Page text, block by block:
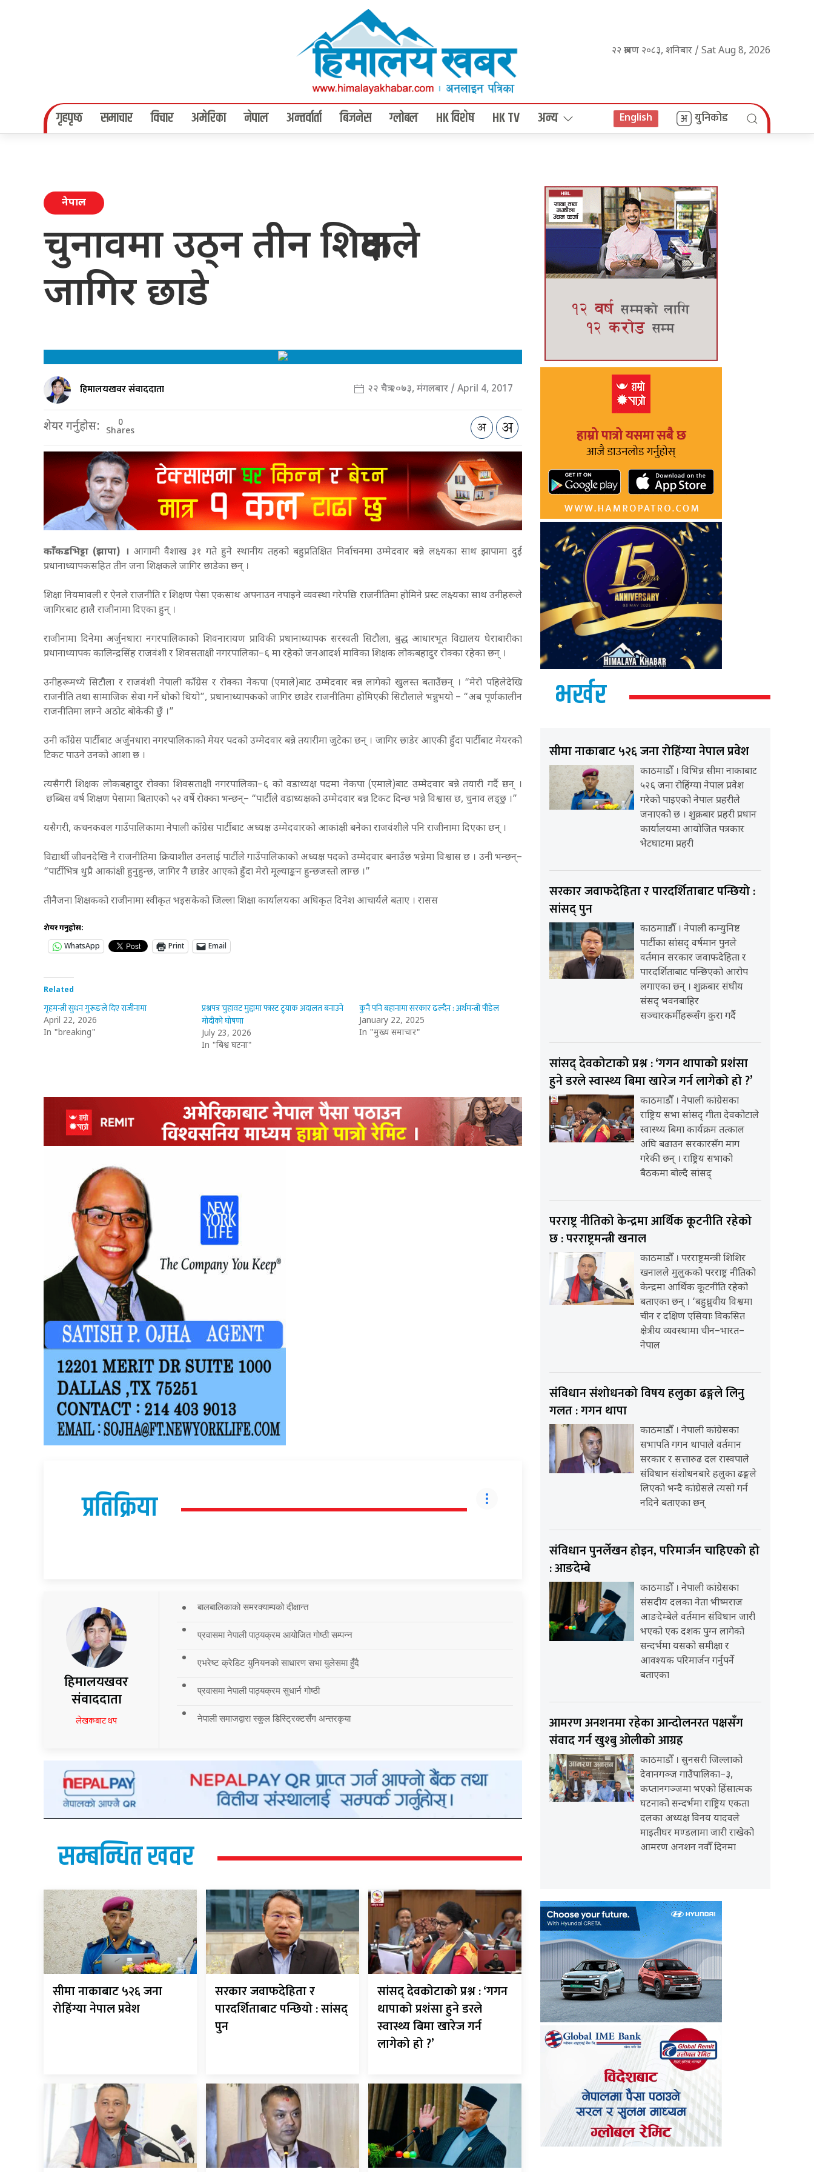
२२ श्रावण २०८३, शनिबार / Sat Aug 8, 2026
गृहपृष्‍ठ समाचार विचार अमेरिका नेपाल अन्तर्वार्ता बिजनेस ग्लोबल HK विशेष HK TV अन्य English युनिकोड
नेपाल
चुनावमा उठ्न तीन शिक्षकले
जागिर छाडे
हिमालयखवर संवाददाता २२ चैत्र २०७३, मंगलबार / April 4, 2017
शेयर गर्नुहोस: 0
Shares
काँकडभिट्टा (झापा) । आगामी वैशाख ३१ गते हुने स्थानीय तहको बहुप्रतिक्षित निर्वाचनमा उम्मेदवार बन्ने लक्ष्यका साथ झापामा दुई
प्रधानाध्यापकसहित तीन जना शिक्षकले जागिर छाडेका छन् ।
शिक्षा नियमावली र ऐनले राजनीति र शिक्षण पेसा एकसाथ अपनाउन नपाइने व्यवस्था गरेपछि राजनीतिमा होमिने प्रस्ट लक्ष्यका साथ उनीहरूले
जागिरबाट हालै राजीनामा दिएका हुन् ।
राजीनामा दिनेमा अर्जुनधारा नगरपालिकाको शिवनारायण प्राविकी प्रधानाध्यापक सरस्वती सिटौला, बुद्ध आधारभूत विद्यालय घेराबारीका
प्रधानाध्यापक कालिन्द्रसिंह राजवंशी र शिवसताक्षी नगरपालिका–६ मा रहेको जनआदर्श माविका शिक्षक लोकबहादुर रोक्का रहेका छन् ।
उनीहरूमध्ये सिटौला र राजवंशी नेपाली काँग्रेस र रोक्का नेकपा (एमाले)बाट उम्मेदवार बन्न लागेको खुलस्त बताउँछन् । “मेरो पहिलेदेखि
राजनीति तथा सामाजिक सेवा गर्ने धोको थियो”, प्रधानाध्यापकको जागिर छाडेर राजनीतिमा होमिएकी सिटौलाले भन्नुभयो – “अब पूर्णकालीन
राजनीतिमा लाग्ने अठोट बोकेकी छुँ ।”
उनी काँग्रेस पार्टीबाट अर्जुनधारा नगरपालिकाको मेयर पदको उम्मेदवार बन्ने तयारीमा जुटेका छन् । जागिर छाडेर आएकी हुँदा पार्टीबाट मेयरको
टिकट पाउने उनको आशा छ ।
त्यसैगरी शिक्षक लोकबहादुर रोक्का शिवसताक्षी नगरपालिका–६ को वडाध्यक्ष पदमा नेकपा (एमाले)बाट उम्मेदवार बन्ने तयारी गर्दै छन् ।
छब्बिस वर्ष शिक्षण पेसामा बिताएको ५२ वर्षे रोक्का भन्छन्– “पार्टीले वडाध्यक्षको उम्मेदवार बन्न टिकट दिन्छ भन्ने विश्वास छ, चुनाव लड्छु ।”
यसैगरी, कचनकवल गाउँपालिकामा नेपाली काँग्रेस पार्टीबाट अध्यक्ष उम्मेदवारको आकांक्षी बनेका राजवंशीले पनि राजीनामा दिएका छन् ।
विद्यार्थी जीवनदेखि नै राजनीतिमा क्रियाशील उनलाई पार्टीले गाउँपालिकाको अध्यक्ष पदको उम्मेदवार बनाउँछ भन्नेमा विश्वास छ । उनी भन्छन्–
“पार्टीभित्र थुप्रै आकांक्षी हुनुहुन्छ, जागिर नै छाडेर आएको हुँदा मेरो मूल्याङ्कन हुन्छजस्तो लाग्छ ।”
तीनैजना शिक्षकको राजीनामा स्वीकृत भइसकेको जिल्ला शिक्षा कार्यालयका अधिकृत दिनेश आचार्यले बताए । रासस
शेयर गर्नुहोस:
WhatsApp
Print Email
Related
गृहमन्त्री सुधन गुरूङले दिए राजीनामा
April 22, 2026
In "breaking"
प्रश्नपत्र चुहावट मुद्दामा फास्ट ट्र्याक अदालत बनाउने
मोदीको घोषणा
July 23, 2026
In "बिश्व घटना"
कुनै पनि बहानामा सरकार ढल्दैन : अर्थमन्त्री पौडेल
January 22, 2025
In "मुख्य समाचार"
प्रतिक्रिया
हिमालयखवर
संवाददाता
लेखकबाट थप
बालबालिकाको समरक्याम्पको दीक्षान्त
प्रवासमा नेपाली पाठ्यक्रम आयोजित गोष्ठी सम्पन्न
एभरेष्ट क्रेडिट युनियनको साधारण सभा युलेसमा हुँदै
प्रवासमा नेपाली पाठ्यक्रम सुधार्न गोष्ठी
नेपाली समाजद्वारा स्कुल डिस्ट्रिक्टसँग अन्तरकृया
सम्बन्धित खवर
सीमा नाकाबाट ५२६ जना
रोहिंग्या नेपाल प्रवेश
सरकार जवाफदेहिता र
पारदर्शिताबाट पन्छियो : सांसद्
पुन
सांसद् देवकोटाको प्रश्न : ‘गगन
थापाको प्रशंसा हुने डरले
स्वास्थ्य बिमा खारेज गर्न
लागेको हो ?’
भर्खर
सीमा नाकाबाट ५२६ जना रोहिंग्या नेपाल प्रवेश
काठमाडौँ । विभिन्न सीमा नाकाबाट
५२६ जना रोहिंग्या नेपाल प्रवेश
गरेको पाइएको नेपाल प्रहरीले
जनाएको छ । शुक्रबार प्रहरी प्रधान
कार्यालयमा आयोजित पत्रकार
भेटघाटमा प्रहरी
सरकार जवाफदेहिता र पारदर्शिताबाट पन्छियो :
सांसद् पुन
काठमााडौँ । नेपाली कम्युनिष्ट
पार्टीका सांसद् वर्षमान पुनले
वर्तमान सरकार जवाफदेहिता र
पारदर्शिताबाट पन्छिएको आरोप
लगाएका छन् । शुक्रबार संघीय
संसद् भवनबाहिर
सञ्चारकर्मीहरूसँग कुरा गर्दै
सांसद् देवकोटाको प्रश्न : ‘गगन थापाको प्रशंसा
हुने डरले स्वास्थ्य बिमा खारेज गर्न लागेको हो ?’
काठमाडौँ । नेपाली कांग्रेसका
राष्ट्रिय सभा सांसद् गीता देवकोटाले
स्वास्थ्य बिमा कार्यक्रम तत्काल
अघि बढाउन सरकारसँग माग
गरेकी छन् । राष्ट्रिय सभाको
बैठकमा बोल्दै सांसद्
परराष्ट्र नीतिको केन्द्रमा आर्थिक कूटनीति रहेको
छ : परराष्ट्रमन्त्री खनाल
काठमाडौँ । परराष्ट्रमन्त्री शिशिर
खनालले मुलुकको परराष्ट्र नीतिको
केन्द्रमा आर्थिक कूटनीति रहेको
बताएका छन् । ‘बहुध्रुवीय विश्वमा
चीन र दक्षिण एसियाः विकसित
क्षेत्रीय व्यवस्थामा चीन–भारत–
नेपाल
संविधान संशोधनको विषय हलुका ढङ्गले लिनु
गलत : गगन थापा
काठमाडौँ । नेपाली कांग्रेसका
सभापति गगन थापाले वर्तमान
सरकार र सत्तारुढ दल रास्वपाले
संविधान संशोधनबारे हलुका ढङ्गले
लिएको भन्दै कांग्रेसले त्यसो गर्न
नदिने बताएका छन्
संविधान पुनर्लेखन होइन, परिमार्जन चाहिएको हो
: आङदेम्बे
काठमाडौँ । नेपाली कांग्रेसका
संसदीय दलका नेता भीष्मराज
आङदेम्बेले वर्तमान संविधान जारी
भएको एक दशक पुग्न लागेको
सन्दर्भमा यसको समीक्षा र
आवश्यक परिमार्जन गर्नुपर्ने
बताएका
आमरण अनशनमा रहेका आन्दोलनरत पक्षसँग
संवाद गर्न खुश्बु ओलीको आग्रह
काठमाडौँ । सुनसरी जिल्लाको
देवानगञ्ज गाउँपालिका–३,
कप्तानगञ्जमा भएको हिंसात्मक
घटनाको सन्दर्भमा राष्ट्रिय एकता
दलका अध्यक्ष विनय यादवले
माइतीघर मण्डलामा जारी राखेको
आमरण अनशन नवौँ दिनमा